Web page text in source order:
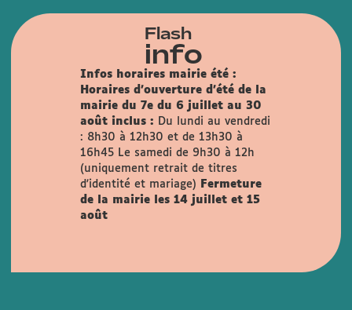
Flash
info
Infos horaires mairie été :
Horaires d'ouverture d'été de la
mairie du 7e du 6 juillet au 30
août inclus :
Du lundi au vendredi
: 8h30 à 12h30 et de 13h30 à
16h45
Le samedi de 9h30 à 12h
(uniquement retrait de titres
d'identité et mariage)
Fermeture
de la mairie les 14 juillet et 15
août